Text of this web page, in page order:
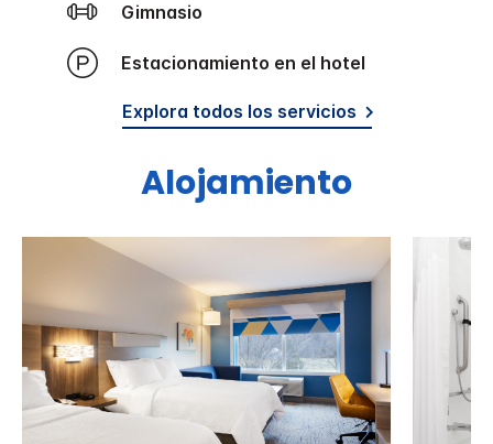
Gimnasio
Estacionamiento en el hotel
Explora todos los servicios
Alojamiento